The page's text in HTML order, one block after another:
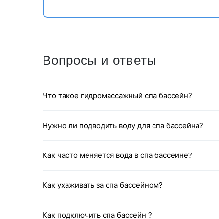
Компания Mexda предлагает на выбор клиентам
сауны. Большинство саун оснащены Bluetooth, USB
Вопросы и ответы
Что такое гидромассажный спа бассейн?
Нужно ли подводить воду для спа бассейна?
Как часто меняется вода в спа бассейне?
Как ухаживать за спа бассейном?
Как подключить спа бассейн ?